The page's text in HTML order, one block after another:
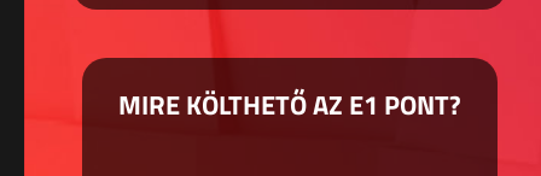
MIRE KÖLTHETŐ AZ E1 PONT?